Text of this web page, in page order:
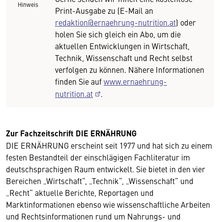
Hinweis
Print-Ausgabe zu (E-Mail an
redaktion@ernaehrung-nutrition.at) oder
holen Sie sich gleich ein Abo, um die
aktuellen Entwicklungen in Wirtschaft,
Technik, Wissenschaft und Recht selbst
verfolgen zu können. Nähere Informationen
finden Sie aufwww.ernaehrung-
nutrition.at
.
Zur Fachzeitschrift DIE ERNÄHRUNG
DIE ERNÄHRUNG erscheint seit 1977 und hat sich zu einem
festen Bestandteil der einschlägigen Fachliteratur im
deutschsprachigen Raum entwickelt. Sie bietet in den vier
Bereichen „Wirtschaft“, „Technik“, „Wissenschaft“ und
„Recht“ aktuelle Berichte, Reportagen und
Marktinformationen ebenso wie wissenschaftliche Arbeiten
und Rechtsinformationen rund um Nahrungs- und